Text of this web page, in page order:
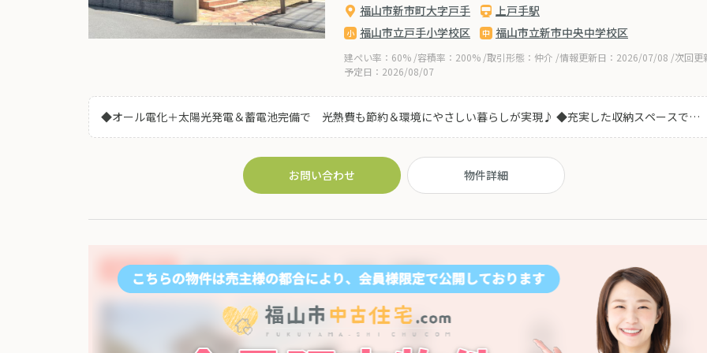
福山市新市町大字戸手
上戸手駅
福山市立戸手小学校区
福山市立新市中央中学校区
建ぺい率：60% /容積率：200% /取引形態：仲介 /情報更新日：2026/07/08 /次回更
予定日：2026/08/07
◆オール電化＋太陽光発電＆蓄電池完備で 光熱費も節約＆環境にやさしい暮らしが実現♪ ◆充実した収納スペースでお
部屋もスッキリ片付きます！ ◆周辺にはお買い物施設も充実しており住環境も良好♪家族みんなが快適に過ごせる築浅住
お問い合わせ
物件詳細